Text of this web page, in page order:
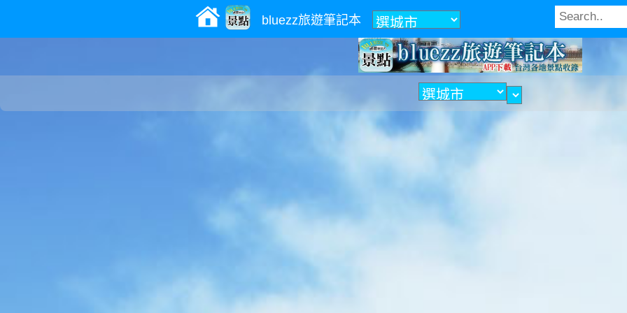
bluezz旅遊筆記本